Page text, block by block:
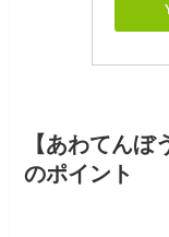
【あわてん
のポイント